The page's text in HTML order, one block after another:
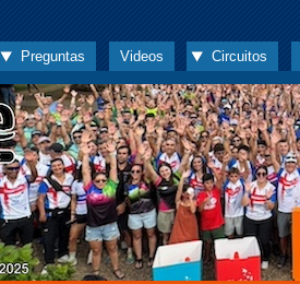
Preguntas Videos Circuitos